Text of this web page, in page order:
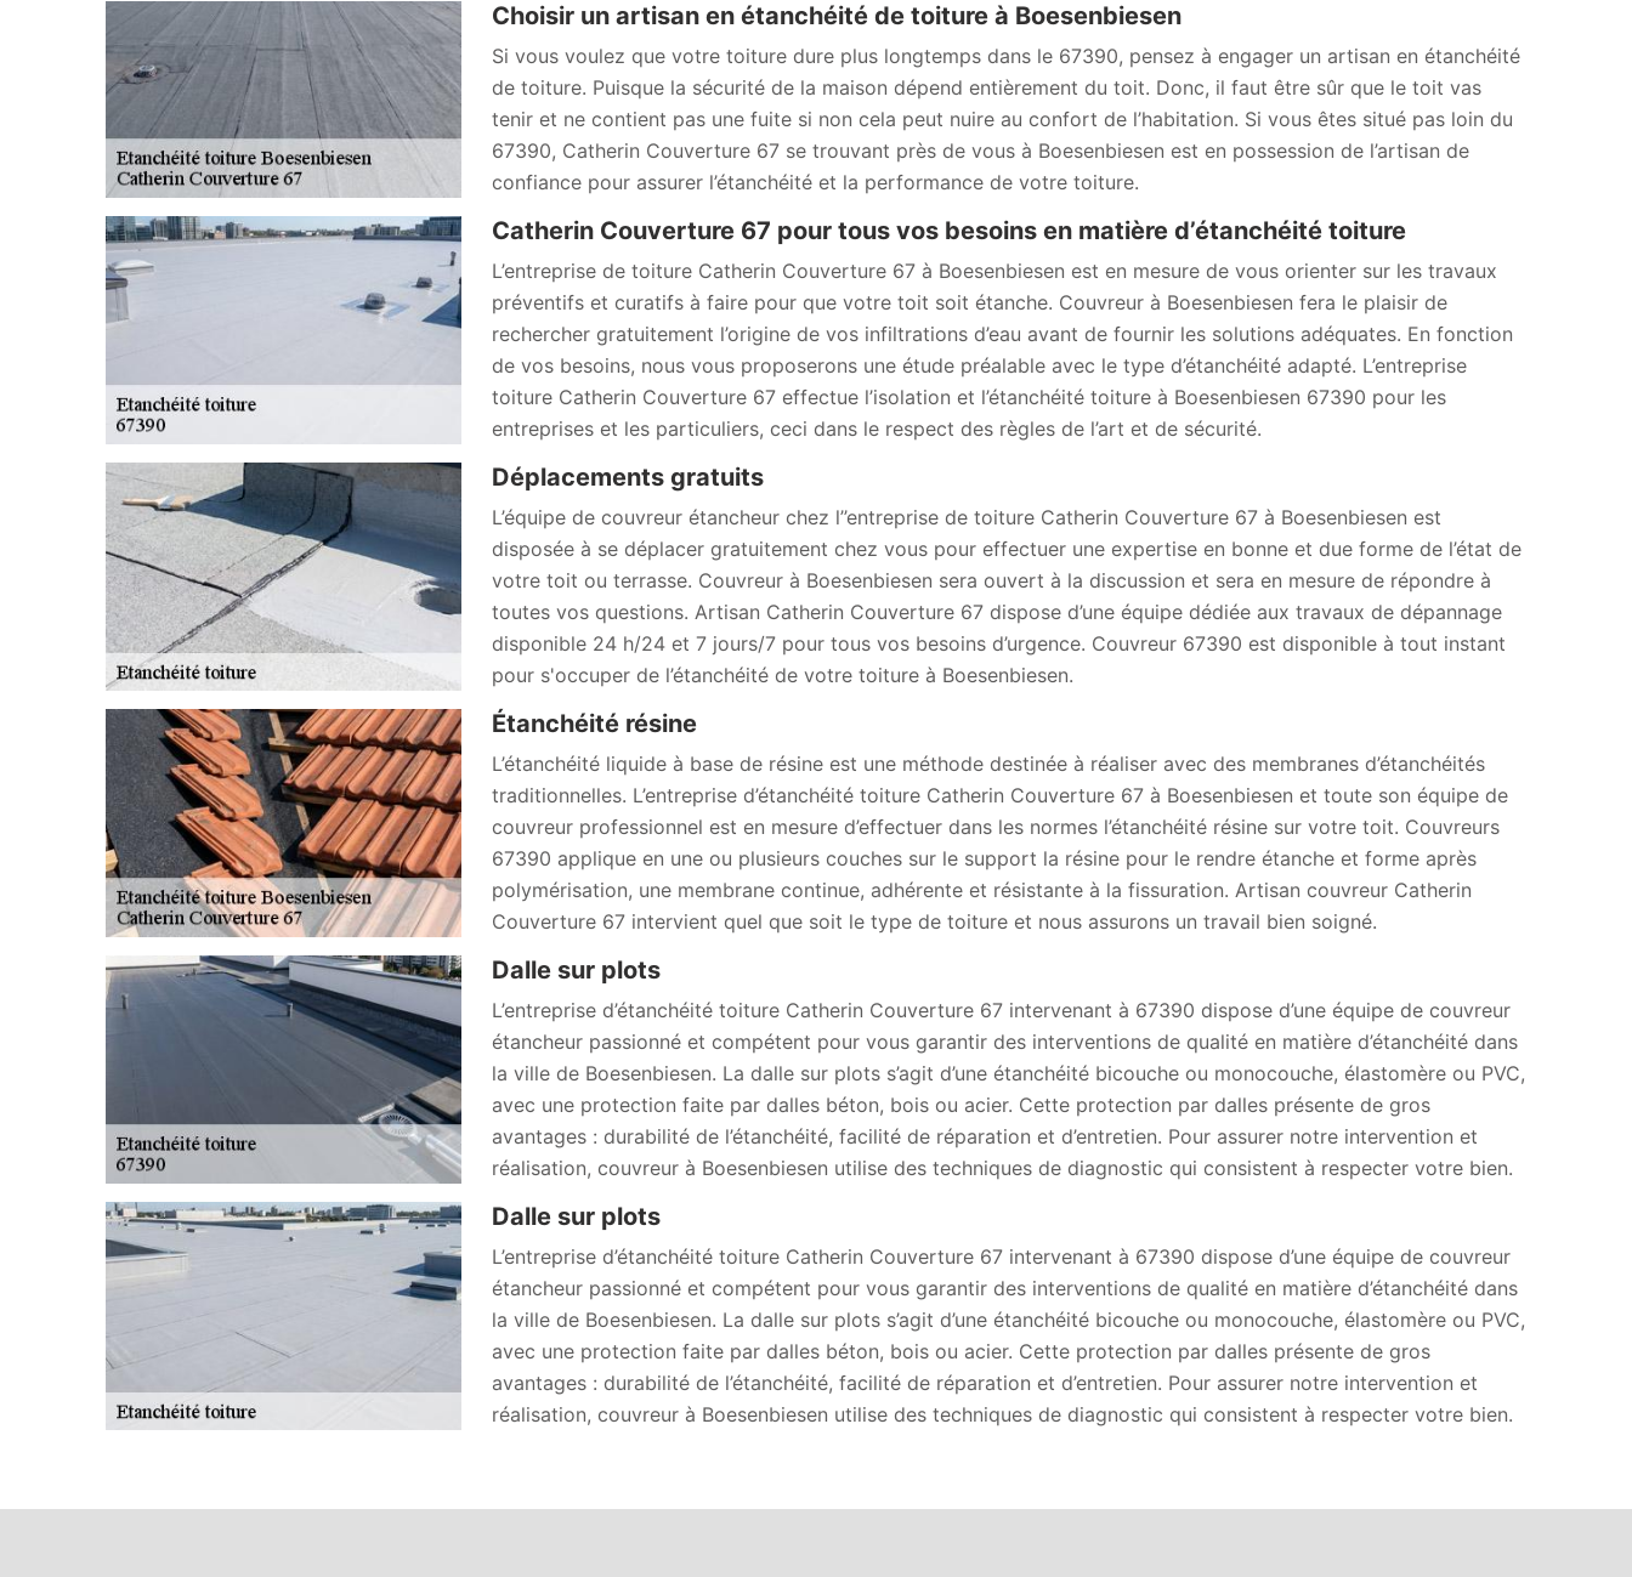
Choisir un artisan en étanchéité de toiture à Boesenbiesen
Si vous voulez que votre toiture dure plus longtemps dans le 67390, pensez à engager un artisan en étanchéité
de toiture. Puisque la sécurité de la maison dépend entièrement du toit. Donc, il faut être sûr que le toit vas
tenir et ne contient pas une fuite si non cela peut nuire au confort de l’habitation. Si vous êtes situé pas loin du
67390, Catherin Couverture 67 se trouvant près de vous à Boesenbiesen est en possession de l’artisan de
confiance pour assurer l’étanchéité et la performance de votre toiture.
Catherin Couverture 67 pour tous vos besoins en matière d’étanchéité toiture
L’entreprise de toiture Catherin Couverture 67 à Boesenbiesen est en mesure de vous orienter sur les travaux
préventifs et curatifs à faire pour que votre toit soit étanche. Couvreur à Boesenbiesen fera le plaisir de
rechercher gratuitement l’origine de vos infiltrations d’eau avant de fournir les solutions adéquates. En fonction
de vos besoins, nous vous proposerons une étude préalable avec le type d’étanchéité adapté. L’entreprise
toiture Catherin Couverture 67 effectue l’isolation et l’étanchéité toiture à Boesenbiesen 67390 pour les
entreprises et les particuliers, ceci dans le respect des règles de l’art et de sécurité.
Déplacements gratuits
L’équipe de couvreur étancheur chez l’’entreprise de toiture Catherin Couverture 67 à Boesenbiesen est
disposée à se déplacer gratuitement chez vous pour effectuer une expertise en bonne et due forme de l’état de
votre toit ou terrasse. Couvreur à Boesenbiesen sera ouvert à la discussion et sera en mesure de répondre à
toutes vos questions. Artisan Catherin Couverture 67 dispose d’une équipe dédiée aux travaux de dépannage
disponible 24 h/24 et 7 jours/7 pour tous vos besoins d’urgence. Couvreur 67390 est disponible à tout instant
pour s'occuper de l’étanchéité de votre toiture à Boesenbiesen.
Étanchéité résine
L’étanchéité liquide à base de résine est une méthode destinée à réaliser avec des membranes d’étanchéités
traditionnelles. L’entreprise d’étanchéité toiture Catherin Couverture 67 à Boesenbiesen et toute son équipe de
couvreur professionnel est en mesure d’effectuer dans les normes l’étanchéité résine sur votre toit. Couvreurs
67390 applique en une ou plusieurs couches sur le support la résine pour le rendre étanche et forme après
polymérisation, une membrane continue, adhérente et résistante à la fissuration. Artisan couvreur Catherin
Couverture 67 intervient quel que soit le type de toiture et nous assurons un travail bien soigné.
Dalle sur plots
L’entreprise d’étanchéité toiture Catherin Couverture 67 intervenant à 67390 dispose d’une équipe de couvreur
étancheur passionné et compétent pour vous garantir des interventions de qualité en matière d’étanchéité dans
la ville de Boesenbiesen. La dalle sur plots s’agit d’une étanchéité bicouche ou monocouche, élastomère ou PVC,
avec une protection faite par dalles béton, bois ou acier. Cette protection par dalles présente de gros
avantages : durabilité de l’étanchéité, facilité de réparation et d’entretien. Pour assurer notre intervention et
réalisation, couvreur à Boesenbiesen utilise des techniques de diagnostic qui consistent à respecter votre bien.
Dalle sur plots
L’entreprise d’étanchéité toiture Catherin Couverture 67 intervenant à 67390 dispose d’une équipe de couvreur
étancheur passionné et compétent pour vous garantir des interventions de qualité en matière d’étanchéité dans
la ville de Boesenbiesen. La dalle sur plots s’agit d’une étanchéité bicouche ou monocouche, élastomère ou PVC,
avec une protection faite par dalles béton, bois ou acier. Cette protection par dalles présente de gros
avantages : durabilité de l’étanchéité, facilité de réparation et d’entretien. Pour assurer notre intervention et
réalisation, couvreur à Boesenbiesen utilise des techniques de diagnostic qui consistent à respecter votre bien.